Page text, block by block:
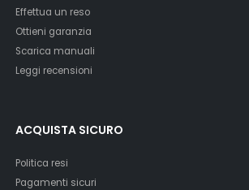
Effettua un reso
Ottieni garanzia
Scarica manuali
Leggi recensioni
ACQUISTA SICURO
Politica resi
Pagamenti sicuri